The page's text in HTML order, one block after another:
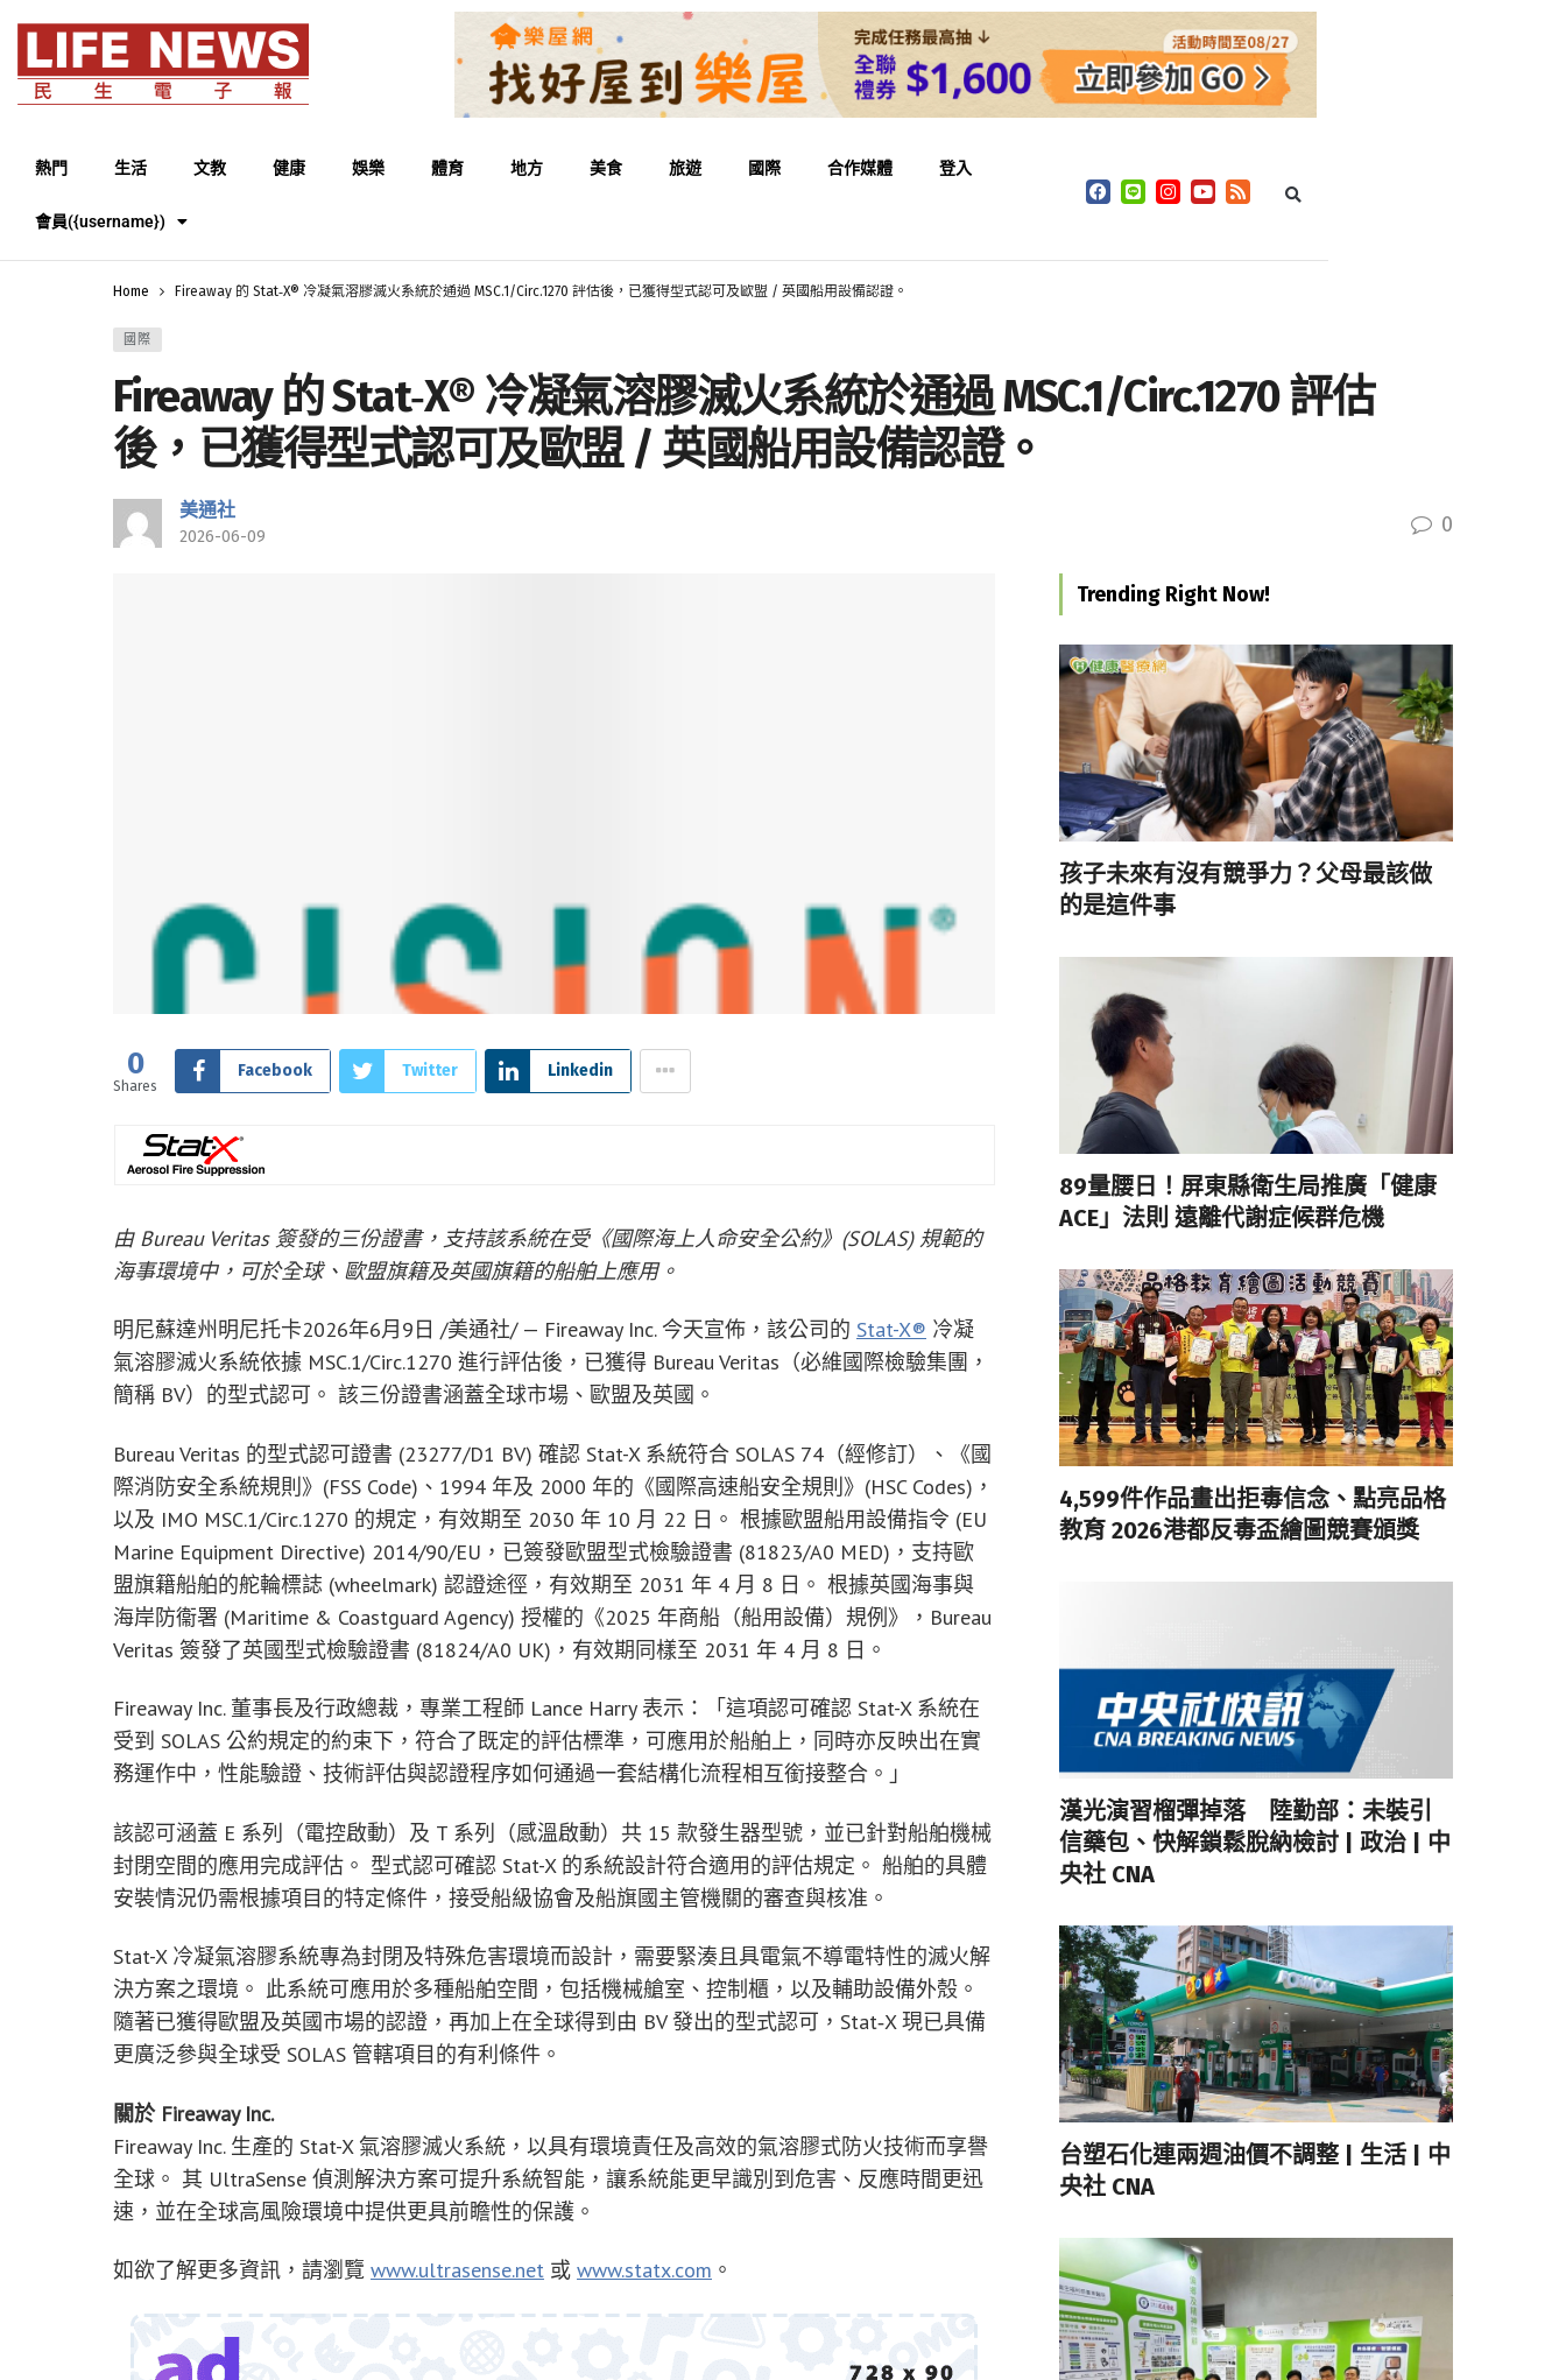
熱門 生活 文教 健康 娛樂 體育 地方 美食 旅遊 國際 合作媒體 登入
會員({username})
Home Fireaway 的 Stat‑X® 冷凝氣溶膠滅火系統於通過 MSC.1/Circ.1270 評估後，已獲得型式認可及歐盟 / 英國船用設備認證。
國際
Fireaway 的 Stat‑X® 冷凝氣溶膠滅火系統於通過 MSC.1/Circ.1270 評估
後，已獲得型式認可及歐盟 / 英國船用設備認證。
美通社
2026-06-09 0
0
Shares
Facebook Twitter Linkedin
由 Bureau Veritas 簽發的三份證書，支持該系統在受《國際海上人命安全公約》(SOLAS) 規範的
海事環境中，可於全球、歐盟旗籍及英國旗籍的船舶上應用。
明尼蘇達州明尼托卡2026年6月9日 /美通社/ — Fireaway Inc. 今天宣佈，該公司的 Stat-X® 冷凝
氣溶膠滅火系統依據 MSC.1/Circ.1270 進行評估後，已獲得 Bureau Veritas（必維國際檢驗集團，
簡稱 BV）的型式認可。 該三份證書涵蓋全球市場、歐盟及英國。
Bureau Veritas 的型式認可證書 (23277/D1 BV) 確認 Stat-X 系統符合 SOLAS 74（經修訂）、《國
際消防安全系統規則》(FSS Code)、1994 年及 2000 年的《國際高速船安全規則》(HSC Codes)，
以及 IMO MSC.1/Circ.1270 的規定，有效期至 2030 年 10 月 22 日。 根據歐盟船用設備指令 (EU
Marine Equipment Directive) 2014/90/EU，已簽發歐盟型式檢驗證書 (81823/A0 MED)，支持歐
盟旗籍船舶的舵輪標誌 (wheelmark) 認證途徑，有效期至 2031 年 4 月 8 日。 根據英國海事與
海岸防衞署 (Maritime & Coastguard Agency) 授權的《2025 年商船（船用設備）規例》，Bureau
Veritas 簽發了英國型式檢驗證書 (81824/A0 UK)，有效期同樣至 2031 年 4 月 8 日。
Fireaway Inc. 董事長及行政總裁，專業工程師 Lance Harry 表示：「這項認可確認 Stat-X 系統在
受到 SOLAS 公約規定的約束下，符合了既定的評估標準，可應用於船舶上，同時亦反映出在實
務運作中，性能驗證、技術評估與認證程序如何通過一套結構化流程相互銜接整合。」
該認可涵蓋 E 系列（電控啟動）及 T 系列（感溫啟動）共 15 款發生器型號，並已針對船舶機械
封閉空間的應用完成評估。 型式認可確認 Stat-X 的系統設計符合適用的評估規定。 船舶的具體
安裝情況仍需根據項目的特定條件，接受船級協會及船旗國主管機關的審查與核准。
Stat-X 冷凝氣溶膠系統專為封閉及特殊危害環境而設計，需要緊湊且具電氣不導電特性的滅火解
決方案之環境。 此系統可應用於多種船舶空間，包括機械艙室、控制櫃，以及輔助設備外殼。
隨著已獲得歐盟及英國市場的認證，再加上在全球得到由 BV 發出的型式認可，Stat‑X 現已具備
更廣泛參與全球受 SOLAS 管轄項目的有利條件。
關於 Fireaway Inc.
Fireaway Inc. 生產的 Stat-X 氣溶膠滅火系統，以具有環境責任及高效的氣溶膠式防火技術而享譽
全球。 其 UltraSense 偵測解決方案可提升系統智能，讓系統能更早識別到危害、反應時間更迅
速，並在全球高風險環境中提供更具前瞻性的保護。
如欲了解更多資訊，請瀏覽 www.ultrasense.net 或 www.statx.com 。
Trending Right Now!
孩子未來有沒有競爭力？父母最該做
的是這件事
89量腰日！屏東縣衛生局推廣「健康
ACE」法則 遠離代謝症候群危機
4,599件作品畫出拒毒信念、點亮品格
教育 2026港都反毒盃繪圖競賽頒獎
漢光演習榴彈掉落 陸勤部：未裝引
信藥包、快解鎖鬆脫納檢討 | 政治 | 中
央社 CNA
台塑石化連兩週油價不調整 | 生活 | 中
央社 CNA